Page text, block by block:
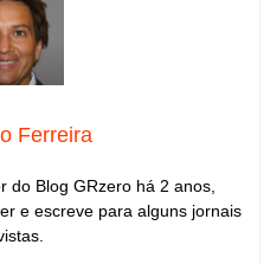
Ferreira
do Blog GRzero há 2 anos,
e escreve para alguns jornais